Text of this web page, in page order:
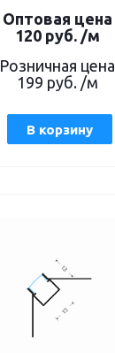
Оптовая цена
120 руб./м
Розничная цена
199 руб. /м
В корзину